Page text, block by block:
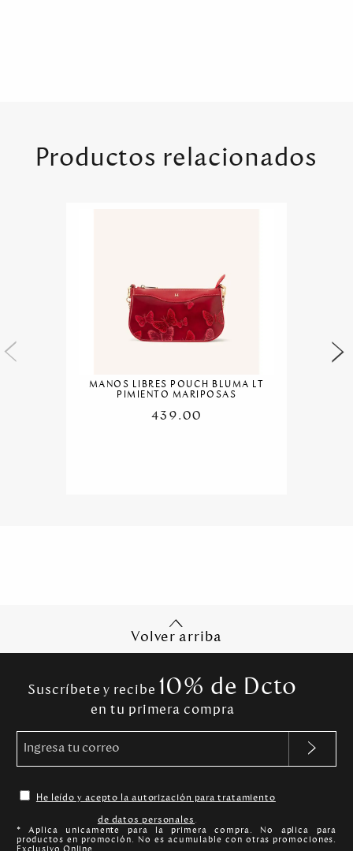
Productos relacionados
MANOS LIBRES POUCH BLUMA LT
PIMIENTO MARIPOSAS
439.00
Volver arriba
Suscríbete y recibe 10% de Dcto
en tu primera compra
He leído y acepto la autorización para tratamiento
de datos personales.
* Aplica unicamente para la primera compra. No aplica para
productos en promoción. No es acumulable con otras promociones.